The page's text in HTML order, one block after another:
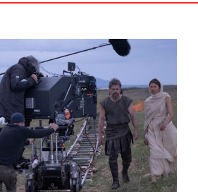
25 июня 2019
для раздела Вкус